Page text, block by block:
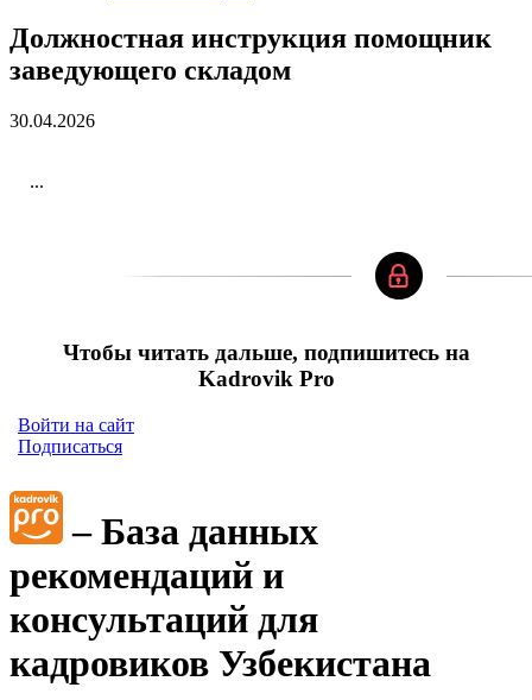
Должностная инструкция помощник
заведующего складом
30.04.2026
...
Чтобы читать дальше, подпишитесь на
Kadrovik Pro
Войти на сайт
Подписаться
– База данных
рекомендаций и
консультаций для
кадровиков Узбекистана